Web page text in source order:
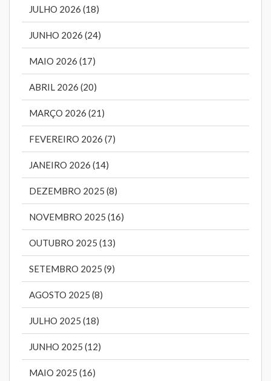
JULHO 2026 (18)
JUNHO 2026 (24)
MAIO 2026 (17)
ABRIL 2026 (20)
MARÇO 2026 (21)
FEVEREIRO 2026 (7)
JANEIRO 2026 (14)
DEZEMBRO 2025 (8)
NOVEMBRO 2025 (16)
OUTUBRO 2025 (13)
SETEMBRO 2025 (9)
AGOSTO 2025 (8)
JULHO 2025 (18)
JUNHO 2025 (12)
MAIO 2025 (16)